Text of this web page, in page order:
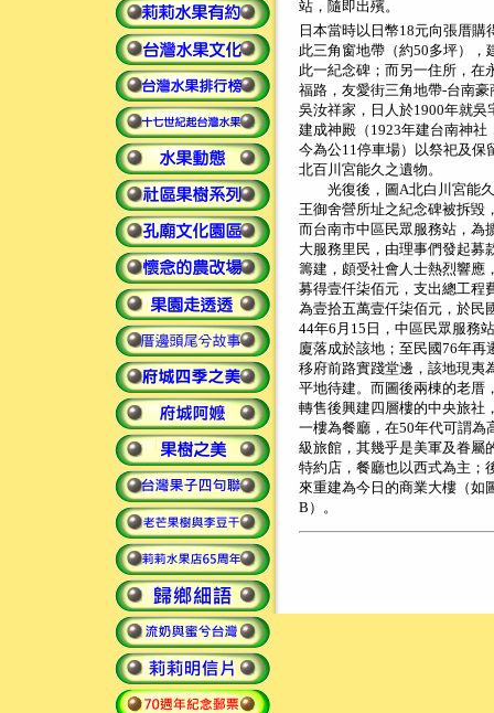
站，隨即出殯。
日本當時以日幣18元向張厝購
此三角窗地帶（約50多坪），
此一紀念碑；而另一住所，在
福路，友愛街三角地帶-台南豪
吳汝祥家，日人於1900年就吳
建成神殿（1923年建台南神社
今為公11停車場）以祭祀及保
北百川宮能久之遺物。
光復後，圖A北白川宮能
王御舍營所址之紀念碑被拆毀
而台南市中區民眾服務站，為
大服務里民，由理事們發起募
籌建，頗受社會人士熱烈響應
募得壹仟柒佰元，支出總工程
為壹拾五萬壹仟柒佰元，於民
44年6月15日，中區民眾服務
廈落成於該地；至民國76年再
移府前路實踐堂邊，該地現夷
平地待建。而圖後兩棟的老厝
轉售後興建四層樓的中央旅社
一樓為餐廳，在50年代可謂為
級旅館，其幾乎是美軍及眷屬
特約店，餐廳也以西式為主；
來重建為今日的商業大樓（如
B）。